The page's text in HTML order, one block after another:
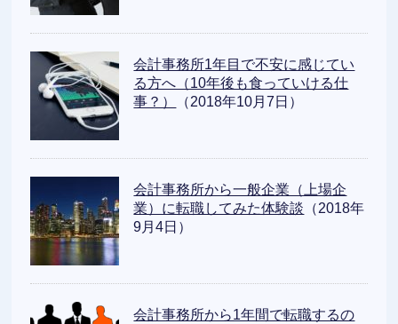
会計事務所1年目で不安に感じてい
る方へ（10年後も食っていける仕
事？）
（2018年10月7日）
会計事務所から一般企業（上場企
業）に転職してみた体験談 （2018年
9月4日）
会計事務所から1年間で転職するの